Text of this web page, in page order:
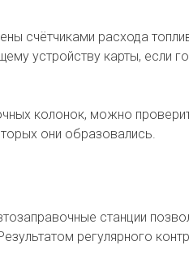
счётчиками расхода
устройству карты, если
колонок, можно
они образовались.
станции
регулярного